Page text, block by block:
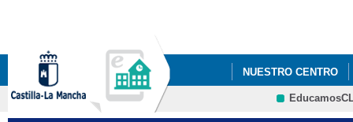
NUESTRO CENTRO
ERASMUS +